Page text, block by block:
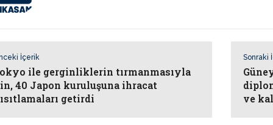
İçerik
ile gerginliklerin tırmanmasıyla
40 Japon kuruluşuna ihracat
getirdi
Sonraki
ve